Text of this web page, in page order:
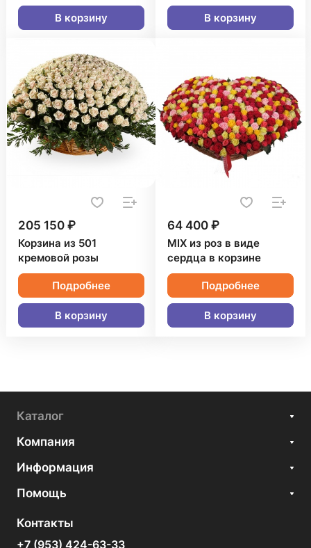
В корзину В корзину
205 150 ₽
Корзина из 501
кремовой розы
Подробнее
В корзину
64 400 ₽
MIX из роз в виде
сердца в корзине
Подробнее
В корзину
Каталог
Компания
Информация
Помощь
Контакты
+7 (953) 424-63-33